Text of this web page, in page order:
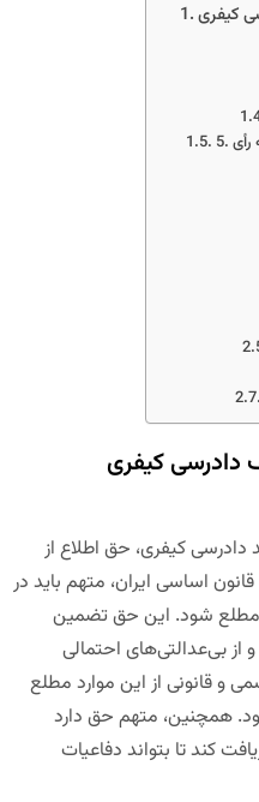
کیفری
رأی
کیفری
دادرسی کیفری، حق اطلاع از
اتهام و دلایل آن است. طبق اصل 32 قانون اساسی ایران، متهم باید در
مطلع شود. این حق تضمین
از بی‌عدالتی‌های احتمالی
و قانونی از این موارد مطلع
همچنین، متهم حق دارد
کند تا بتواند دفاعیات